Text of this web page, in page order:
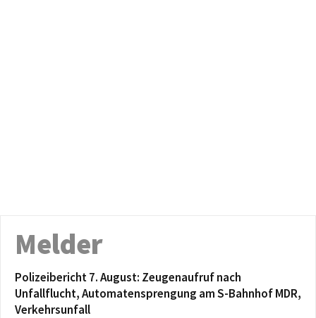
Melder
Polizeibericht 7. August: Zeugenaufruf nach
Unfallflucht, Automatensprengung am S-Bahnhof MDR,
Verkehrsunfall